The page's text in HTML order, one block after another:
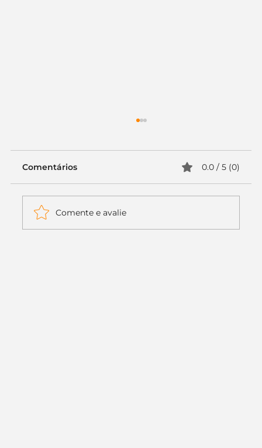
Comentários 0.0 / 5 (0)
Comente e avalie